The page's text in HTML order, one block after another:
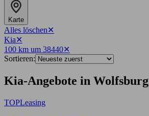
Karte
Alles löschen✕
Kia✕
100 km um 38440✕
Sortieren:
Kia-Angebote in Wolfsburg
TOPLeasing